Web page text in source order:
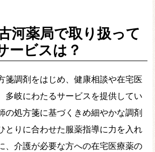
河薬局で取り扱って
ービスは？
箋調剤をはじめ、健康相談や在宅医
多岐にわたるサービスを提供してい
の処方箋に基づくきめ細やかな調剤
とりに合わせた服薬指導に力を入れ
、介護が必要な方への在宅医療薬の